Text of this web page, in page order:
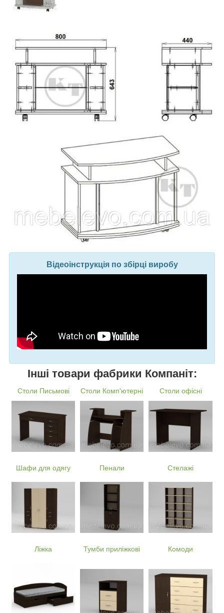
Відеоінструкція по збірці виробу
Інші товари фабрики Компаніт:
Столи Письмові Столи Комп'ютерні Столи офісні
Шафи для одягу Пенали Стелажі
Ліжка Тумби приліжкові Комоди